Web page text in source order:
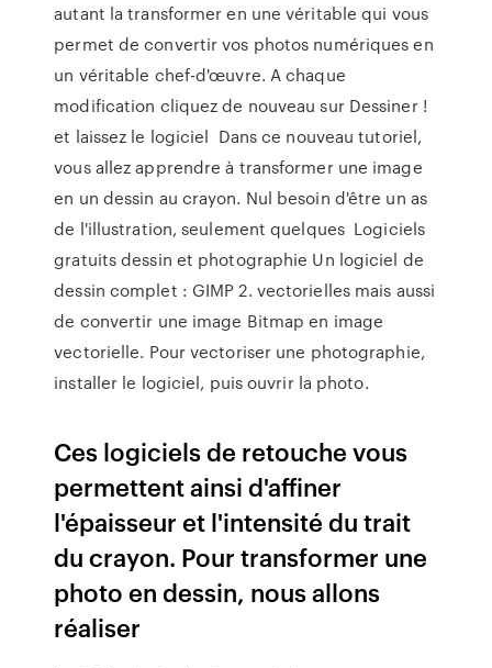
autant la transformer en une véritable qui vous
permet de convertir vos photos numériques en
un véritable chef-d'œuvre. A chaque
modification cliquez de nouveau sur Dessiner !
et laissez le logiciel Dans ce nouveau tutoriel,
vous allez apprendre à transformer une image
en un dessin au crayon. Nul besoin d'être un as
de l'illustration, seulement quelques Logiciels
gratuits dessin et photographie Un logiciel de
dessin complet : GIMP 2. vectorielles mais aussi
de convertir une image Bitmap en image
vectorielle. Pour vectoriser une photographie,
installer le logiciel, puis ouvrir la photo.
Ces logiciels de retouche vous
permettent ainsi d'affiner
l'épaisseur et l'intensité du trait
du crayon. Pour transformer une
photo en dessin, nous allons
réaliser